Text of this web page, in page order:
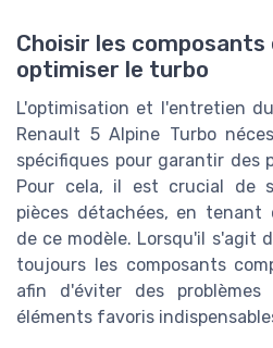
Choisir les
optimiser le turbo
L'optimisation et l'entretien
Renault 5 Alpine Turbo
spécifiques pour garantir des
Pour cela, il est crucial de
pièces détachées, en tenant
de ce modèle. Lorsqu'il s'agit
toujours les composants
afin d'éviter des
éléments favoris